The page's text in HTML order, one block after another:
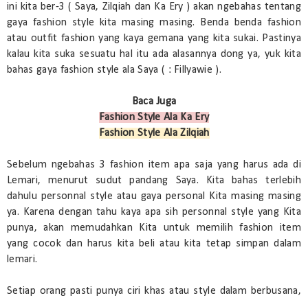
ini kita ber-3 ( Saya, Zilqiah dan Ka Ery ) akan ngebahas tentang
gaya fashion style kita masing masing. Benda benda fashion
atau outfit fashion yang kaya gemana yang kita sukai. Pastinya
kalau kita suka sesuatu hal itu ada alasannya dong ya, yuk kita
bahas gaya fashion style ala Saya ( : Fillyawie ).
Baca Juga
Fashion Style Ala Ka Ery
Fashion Style Ala Zilqiah
Sebelum ngebahas 3 fashion item apa saja yang harus ada di
Lemari, menurut sudut pandang Saya. Kita bahas terlebih
dahulu personnal style atau gaya personal Kita masing masing
ya. Karena dengan tahu kaya apa sih personnal style yang Kita
punya, akan memudahkan Kita untuk memilih fashion item
yang cocok dan harus kita beli atau kita tetap simpan dalam
lemari.
Setiap orang pasti punya ciri khas atau style dalam berbusana,